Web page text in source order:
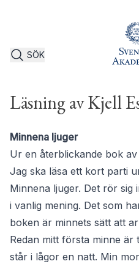
SÖK
Läsning av Kjell
Minnena ljuger
Ur en återblickande bok
Jag ska läsa ett kort parti
Minnena ljuger. Det rör sig
i vanlig mening. Det som
boken är minnets sätt att
Redan mitt första minne är
står i lågor en natt. Min